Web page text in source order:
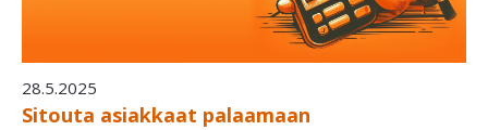
28.5.2025
Sitouta asiakkaat palaamaan